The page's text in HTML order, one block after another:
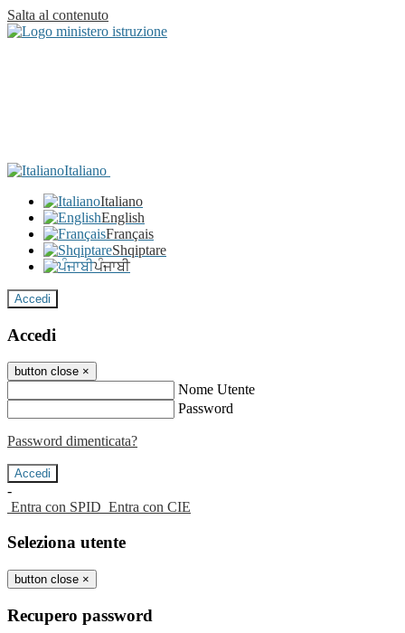
Salta al contenuto
Italiano
Italiano
English
Français
Shqiptare
ਪੰਜਾਬੀ
Accedi
Accedi
button close ×
Nome Utente
Password
Password dimenticata?
-
Entra con SPID Entra con CIE
Seleziona utente
button close ×
Recupero password